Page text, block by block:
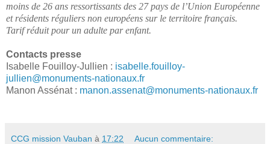
moins de 26 ans ressortissants des 27 pays de l’Union Européenne
et résidents réguliers non européens sur le territoire français.
Tarif réduit pour un adulte par enfant.
Contacts presse
Isabelle Fouilloy-Jullien : isabelle.fouilloy-
jullien@monuments-nationaux.fr
Manon Assénat : manon.assenat@monuments-nationaux.fr
CCG mission Vauban à 17:22 Aucun commentaire: